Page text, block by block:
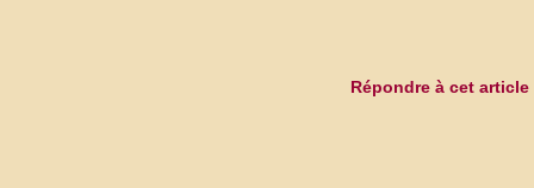
Répondre à cet article